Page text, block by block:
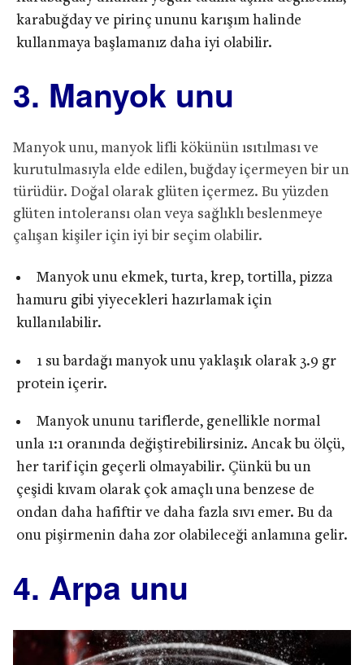
karabuğday ve pirinç ununu karışım halinde
kullanmaya başlamanız daha iyi olabilir.
3. Manyok unu
Manyok unu, manyok lifli kökünün ısıtılması ve
kurutulmasıyla elde edilen, buğday içermeyen bir un
türüdür. Doğal olarak glüten içermez. Bu yüzden
glüten intoleransı olan veya sağlıklı beslenmeye
çalışan kişiler için iyi bir seçim olabilir.
Manyok unu ekmek, turta, krep, tortilla, pizza
hamuru gibi yiyecekleri hazırlamak için
kullanılabilir.
1 su bardağı manyok unu yaklaşık olarak 3.9 gr
protein içerir.
Manyok ununu tariflerde, genellikle normal
unla 1:1 oranında değiştirebilirsiniz. Ancak bu ölçü,
her tarif için geçerli olmayabilir. Çünkü bu un
çeşidi kıvam olarak çok amaçlı una benzese de
ondan daha hafiftir ve daha fazla sıvı emer. Bu da
onu pişirmenin daha zor olabileceği anlamına gelir.
4. Arpa unu